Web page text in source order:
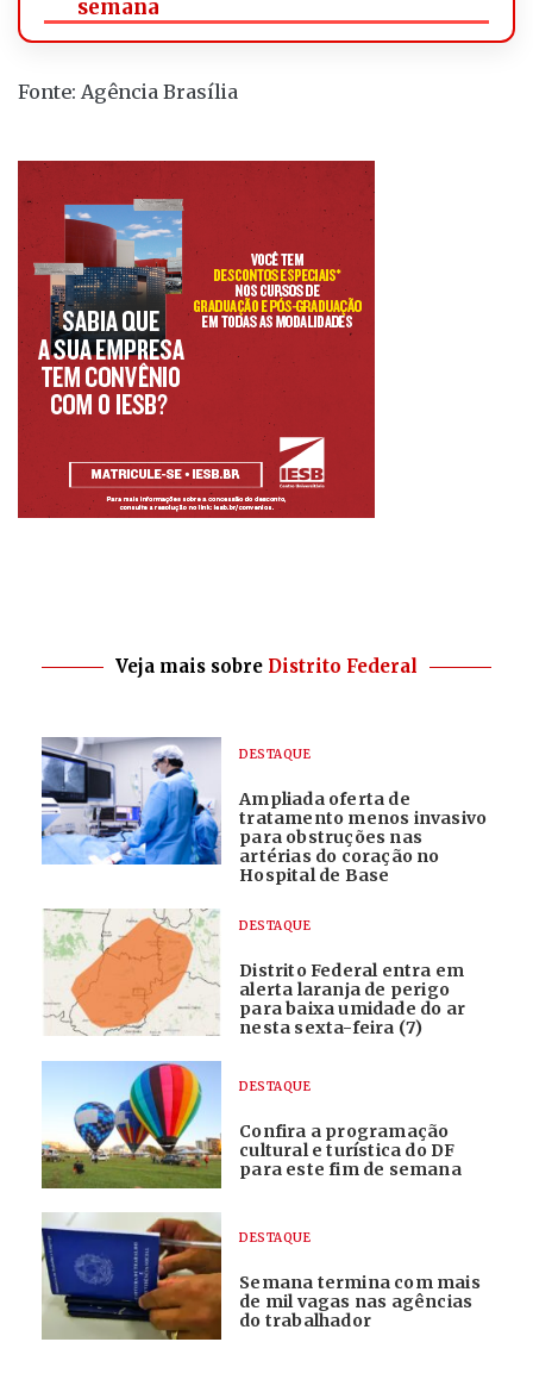
semana
Fonte: Agência Brasília
Veja mais sobre Distrito Federal
DESTAQUE
Ampliada oferta de
tratamento menos invasivo
para obstruções nas
artérias do coração no
Hospital de Base
DESTAQUE
Distrito Federal entra em
alerta laranja de perigo
para baixa umidade do ar
nesta sexta-feira (7)
DESTAQUE
Confira a programação
cultural e turística do DF
para este fim de semana
DESTAQUE
Semana termina com mais
de mil vagas nas agências
do trabalhador